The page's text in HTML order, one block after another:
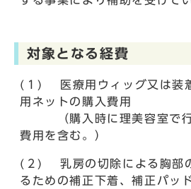
対象となる経費
(１) 医療用ウィッグ又は装
用ネットの購入費用
（購入時に理美容室で行
費用を含む。）
(２) 乳房の切除による胸部
るための補正下着、補正パッ